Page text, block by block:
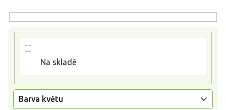
Na skladě
Barva květu
u